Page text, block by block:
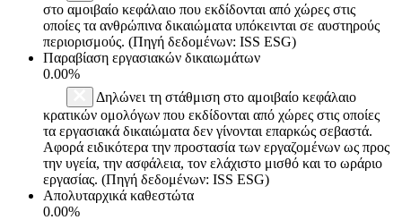
στο αμοιβαίο κεφάλαιο που εκδίδονται από χώρες στις
οποίες τα ανθρώπινα δικαιώματα υπόκεινται σε αυστηρούς
περιορισμούς. (Πηγή δεδομένων: ISS ESG)
Παραβίαση εργασιακών δικαιωμάτων
0.00%
Δηλώνει τη στάθμιση στο αμοιβαίο κεφάλαιο
κρατικών ομολόγων που εκδίδονται από χώρες στις οποίες
τα εργασιακά δικαιώματα δεν γίνονται επαρκώς σεβαστά.
Αφορά ειδικότερα την προστασία των εργαζομένων ως προς
την υγεία, την ασφάλεια, τον ελάχιστο μισθό και το ωράριο
εργασίας. (Πηγή δεδομένων: ISS ESG)
Απολυταρχικά καθεστώτα
0.00%